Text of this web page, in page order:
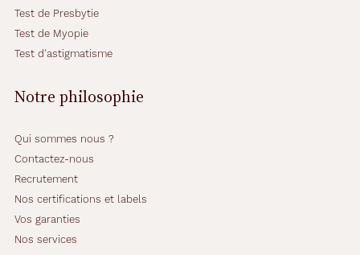
Test de Presbytie
Test de Myopie
Test d'astigmatisme
Notre philosophie
Qui sommes nous ?
Contactez-nous
Recrutement
Nos certifications et labels
Vos garanties
Nos services